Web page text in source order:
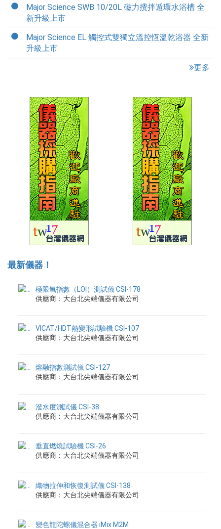
Major Science SWB 10/20L 磁力攪拌遁環水浴槽 全
新升級上市
Major Science EL 觸控式雙獨立溫控恆溫乾浴器 全新
升級上市
更多
最新儀器！
極限氧指數（LOI）測試儀 CSI-178
供應商：大台北尖端儀器有限公司
VICAT/HDT熱變形試驗機 CSI-107
供應商：大台北尖端儀器有限公司
熔融指數測試儀 CSI-127
供應商：大台北尖端儀器有限公司
潑水度測試儀 CSI-38
供應商：大台北尖端儀器有限公司
垂直燃燒試驗機 CSI-26
供應商：大台北尖端儀器有限公司
織物拉伸和恢復測試儀 CSI-138
供應商：大台北尖端儀器有限公司
變色龍陀螺儀混合器 iMix M2M